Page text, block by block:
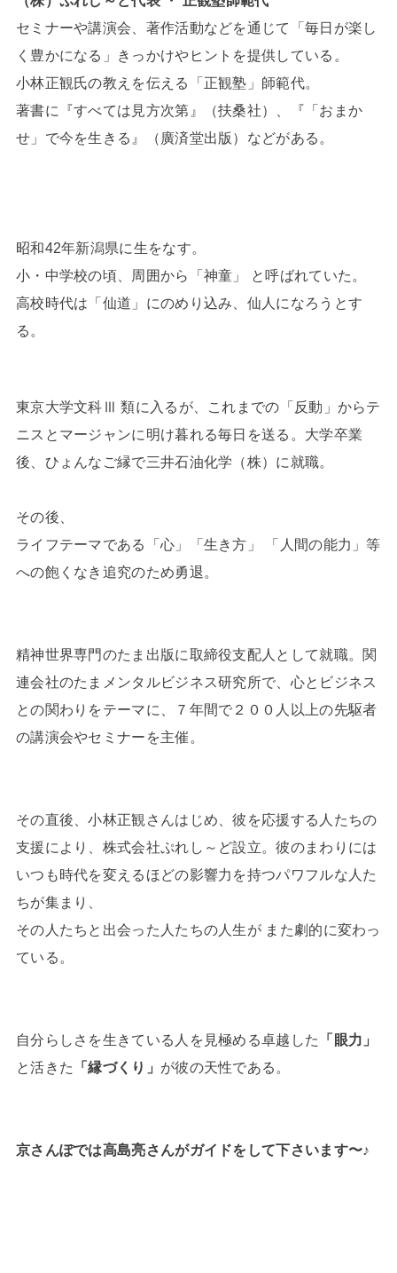
セミナーや講演会、著作活動などを通じて「毎日が楽し
く豊かになる」きっかけやヒントを提供している。
小林正観氏の教えを伝える「正観塾」師範代。
著書に『すべては見方次第』（扶桑社）、『「おまか
せ」で今を生きる』（廣済堂出版）などがある。
昭和42年新潟県に生をなす。
小・中学校の頃、周囲から「神童」 と呼ばれていた。
高校時代は「仙道」にのめり込み、仙人になろうとす
る。
東京大学文科Ⅲ 類に入るが、これまでの「反動」からテ
ニスとマージャンに明け暮れる毎日を送る。大学卒業
後、ひょんなご縁で三井石油化学（株）に就職。
その後、
ライフテーマである「心」「生き方」 「人間の能力」等
への飽くなき追究のため勇退。
精神世界専門のたま出版に取締役支配人として就職。関
連会社のたまメンタルビジネス研究所で、心とビジネス
との関わりをテーマに、７年間で２００人以上の先駆者
の講演会やセミナーを主催。
その直後、小林正観さんはじめ、彼を応援する人たちの
支援により、株式会社ぷれし～ど設立。彼のまわりには
いつも時代を変えるほどの影響力を持つパワフルな人た
ちが集まり、
その人たちと出会った人たちの人生が また劇的に変わっ
ている。
自分らしさを生きている人を見極める卓越した
「眼力」
と活きた
「縁づくり」 が彼の天性である。
京さんぽでは高島亮さんがガイドをして下さいます〜♪